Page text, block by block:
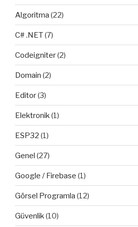
Algoritma (22)
C# .NET(7)
Codeigniter(2)
Domain (2)
Editor(3)
Elektronik(1)
ESP32 (1)
Genel (27)
Google / Firebase (1)
Görsel Programla (12)
Güvenlik(10)